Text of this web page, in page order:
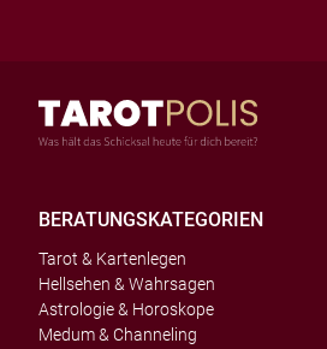
BERATUNGSKATEGORIEN
Tarot & Kartenlegen
Hellsehen & Wahrsagen
Astrologie & Horoskope
Medum & Channeling